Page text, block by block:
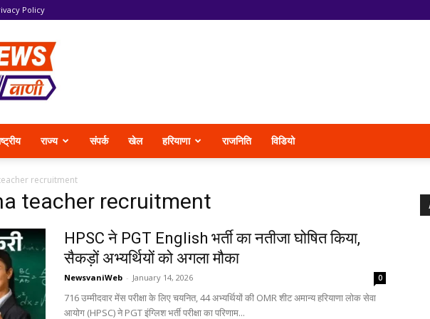
Policy
News
Vani
राज्य संपर्क खेल हरियाणा राजनिति विडियो
recruitment
teacher recruitment
HPSC ने PGT English भर्ती का नतीजा घोषित किया,
सैकड़ों अभ्यर्थियों को अगला मौका
NewsvaniWeb - January 14, 2026 0
716 उम्मीदवार मेंस परीक्षा के लिए चयनित, 44 अभ्यर्थियों की OMR शीट अमान्य हरियाणा लोक सेवा
आयोग (HPSC) ने PGT इंग्लिश भर्ती परीक्षा का परिणाम...